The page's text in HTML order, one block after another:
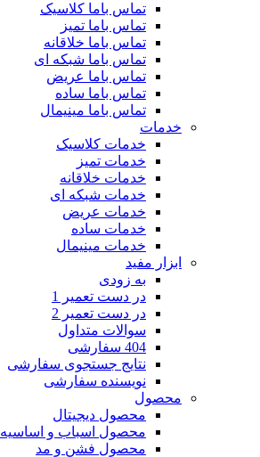
تماس باما کلاسیک
تماس باما تمیز
تماس باما خلاقانه
تماس باما شبکه ای
تماس باما عریض
تماس باما ساده
تماس باما مینیمال
خدمات
خدمات کلاسیک
خدمات تمیز
خدمات خلاقانه
خدمات شبکه ای
خدمات عریض
خدمات ساده
خدمات مینیمال
ابزار مفید
به زودی
در دست تعمیر 1
در دست تعمیر 2
سوالات متداول
404 سفارشی
نتایج جستجوی سفارشی
نویسنده سفارشی
محصول
محصول دیجیتال
محصول اسباب و اساسیه
محصول فشن و مد